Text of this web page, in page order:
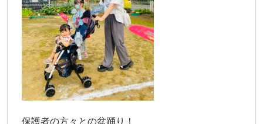
保護者の方々との盆踊り！